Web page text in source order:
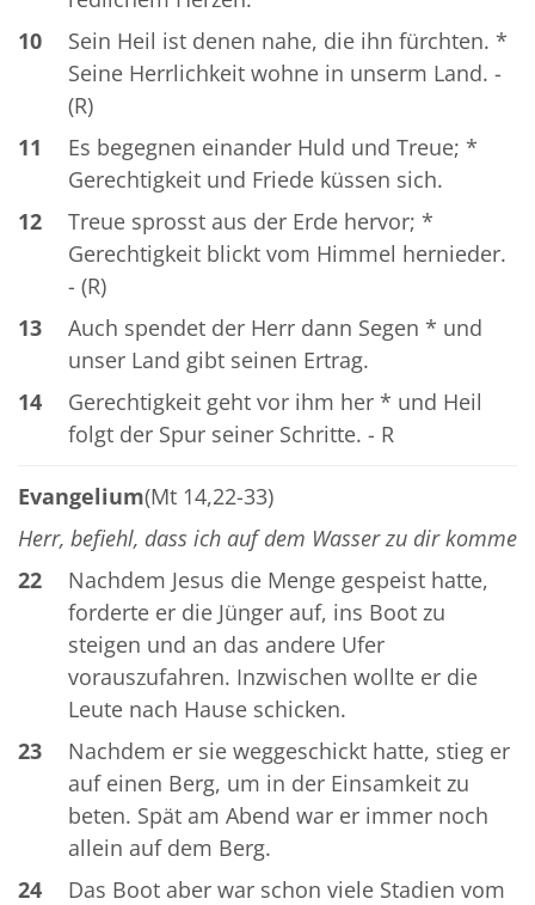
10
Sein Heil ist denen nahe, die ihn fürchten. *
Seine Herrlichkeit wohne in unserm Land. -
(R)
11
Es begegnen einander Huld und Treue; *
Gerechtigkeit und Friede küssen sich.
12
Treue sprosst aus der Erde hervor; *
Gerechtigkeit blickt vom Himmel hernieder.
- (R)
13
Auch spendet der Herr dann Segen * und
unser Land gibt seinen Ertrag.
14
Gerechtigkeit geht vor ihm her * und Heil
folgt der Spur seiner Schritte. - R
Evangelium(Mt 14,22-33)
Herr, befiehl, dass ich auf dem Wasser zu dir komme
22
Nachdem Jesus die Menge gespeist hatte,
forderte er die Jünger auf, ins Boot zu
steigen und an das andere Ufer
vorauszufahren. Inzwischen wollte er die
Leute nach Hause schicken.
23
Nachdem er sie weggeschickt hatte, stieg er
auf einen Berg, um in der Einsamkeit zu
beten. Spät am Abend war er immer noch
allein auf dem Berg.
24
Das Boot aber war schon viele Stadien vom